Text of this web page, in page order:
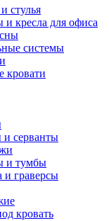
стулья
и кресла для офиса
системы
кровати
и серванты
и тумбы
и граверсы
кровать